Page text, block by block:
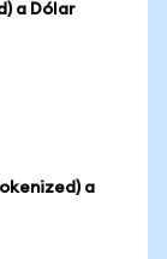
a Dólar
a